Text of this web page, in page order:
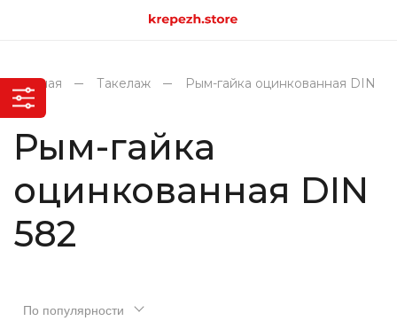
Главная Такелаж
Рым-гайка оцинкованная DIN
582
Рым-гайка
оцинкованная DIN
582
По популярности